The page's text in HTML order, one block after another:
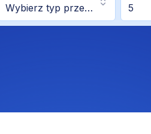
Wybierz typ przesyłki